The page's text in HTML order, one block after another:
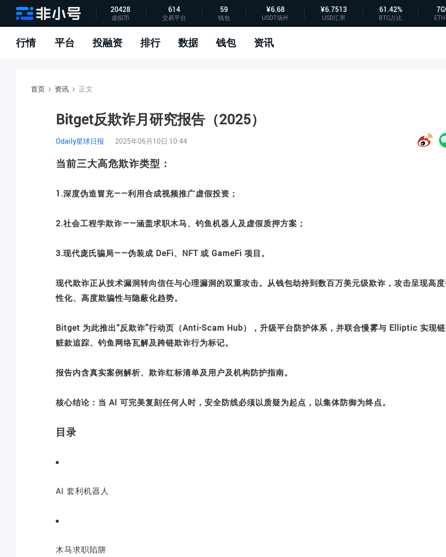
APP下载
指标说明
问题反馈
20428
虚拟币
614
交易平台
59
钱包
¥6.68
USDT场外
¥6.7513
USD汇率
61.42%
BTC占比
行情 平台 投融资 排行 数据 钱包 资讯
首页 资讯 正文
Bitget反欺诈月研究报告（2025）
Odaily星球日报 2025年06月10日 10:44
当前三大高危欺诈类型：
1.深度伪造冒充——利用合成视频推广虚假投资；
2.社会工程学欺诈——涵盖求职木马、钓鱼机器人及虚假质押方案；
3.现代庞氏骗局——伪装成 DeFi、NFT 或 GameFi 项目。
现代欺诈正从技术漏洞转向信任与心理漏洞的双重攻击。从钱包劫持到数百万美元级欺诈，攻击呈现高
性化、高度欺骗性与隐蔽化趋势。
Bitget 为此推出“反欺诈”行动页（Anti-Scam Hub），升级平台防护体系，并联合慢雾与 Elliptic 实现
赃款追踪、钓鱼网络瓦解及跨链欺诈行为标记。
报告内含真实案例解析、欺诈红标清单及用户及机构防护指南。
核心结论：当 AI 可完美复刻任何人时，安全防线必须以质疑为起点，以集体防御为终点。
目录
AI 套利机器人
木马求职陷阱